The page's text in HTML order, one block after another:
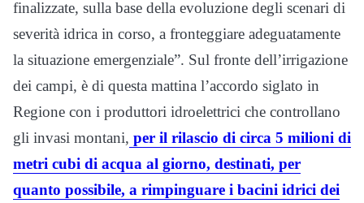
finalizzate, sulla base della evoluzione degli scenari di
severità idrica in corso, a fronteggiare adeguatamente
la situazione emergenziale”. Sul fronte dell’irrigazione
dei campi, è di questa mattina l’accordo siglato in
Regione con i produttori idroelettrici che controllano
gli invasi montani, per il rilascio di circa 5 milioni di
metri cubi di acqua al giorno, destinati, per
quanto possibile, a rimpinguare i bacini idrici dei